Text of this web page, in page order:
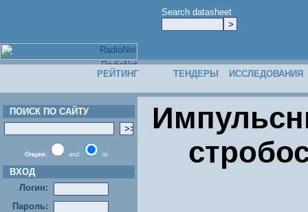
Search datasheet
РЕЙТИНГ ТЕНДЕРЫ ИССЛЕДОВАНИЯ
ПОИСК ПО САЙТУ
Опции: and or
ВХОД
Логин:
Пароль: